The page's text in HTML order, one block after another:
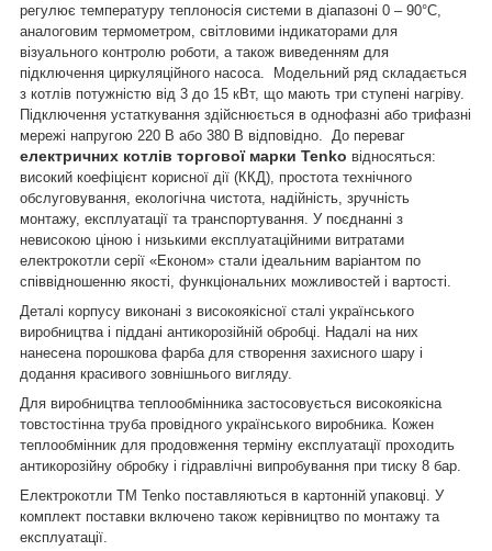
регулює температуру теплоносія системи в діапазоні 0 – 90°С,
аналоговим термометром, світловими індикаторами для
візуального контролю роботи, а також виведенням для
підключення циркуляційного насоса. Модельний ряд складається
з котлів потужністю від 3 до 15 кВт, що мають три ступені нагріву.
Підключення устаткування здійснюється в однофазні або трифазні
мережі напругою 220 В або 380 В відповідно. До переваг
електричних котлів торгової марки Tenko відносяться:
високий коефіцієнт корисної дії (ККД), простота технічного
обслуговування, екологічна чистота, надійність, зручність
монтажу, експлуатації та транспортування. У поєднанні з
невисокою ціною і низькими експлуатаційними витратами
електрокотли серії «Економ» стали ідеальним варіантом по
співвідношенню якості, функціональних можливостей і вартості.
Деталі корпусу виконані з високоякісної сталі українського
виробництва і піддані антикорозійній обробці. Надалі на них
нанесена порошкова фарба для створення захисного шару і
додання красивого зовнішнього вигляду.
Для виробництва теплообмінника застосовується високоякісна
товстостінна труба провідного українського виробника. Кожен
теплообмінник для продовження терміну експлуатації проходить
антикорозійну обробку і гідравлічні випробування при тиску 8 бар.
Електрокотли ТМ Tenko поставляються в картонній упаковці. У
комплект поставки включено також керівництво по монтажу та
експлуатації.